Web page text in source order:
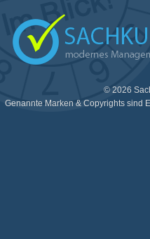
© 2026
Genannte Marken & Copyrights sind